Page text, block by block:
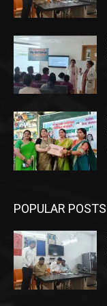
POPULAR POSTS